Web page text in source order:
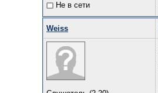
Не в сети
Weiss